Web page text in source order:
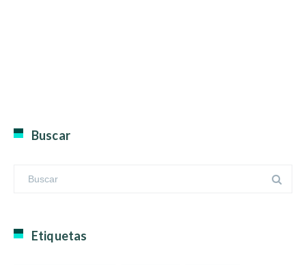
Buscar
Etiquetas